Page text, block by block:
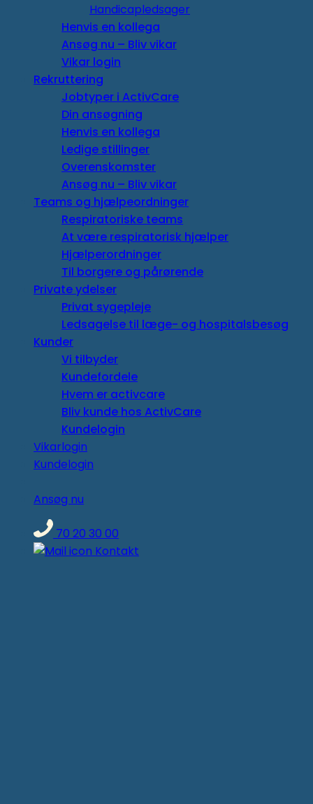
Handicapledsager
Henvis en kollega
Ansøg nu – Bliv vikar
Vikar login
Rekruttering
Jobtyper i ActivCare
Din ansøgning
Henvis en kollega
Ledige stillinger
Overenskomster
Ansøg nu – Bliv vikar
Teams og hjælpeordninger
Respiratoriske teams
At være respiratorisk hjælper
Hjælperordninger
Til borgere og pårørende
Private ydelser
Privat sygepleje
Ledsagelse til læge- og hospitalsbesøg
Kunder
Vi tilbyder
Kundefordele
Hvem er activcare
Bliv kunde hos ActivCare
Kundelogin
Vikarlogin
Kundelogin
Ansøg nu
70 20 30 00
Kontakt